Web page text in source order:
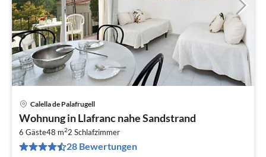
Calella de Palafrugell
Wohnung in Llafranc nahe Sandstrand
6 Gäste48 m22 Schlafzimmer
28 Bewertungen